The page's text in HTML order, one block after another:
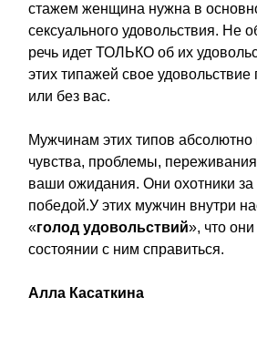
стажем женщина нужна в
сексуального удовольствия. Не
речь идет ТОЛЬКО об их
этих типажей свое удовольствие
или без вас.
Мужчинам этих типов
чувства, проблемы,
ваши ожидания. Они охотники за
победой.У этих мужчин внутри
«голод удовольствий», что
состоянии с ним справиться.
Алла Касаткина